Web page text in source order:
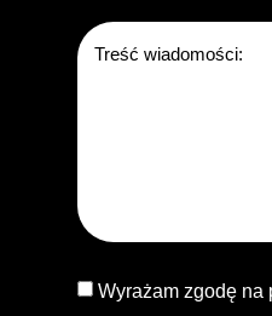
Wyrażam zgodę na